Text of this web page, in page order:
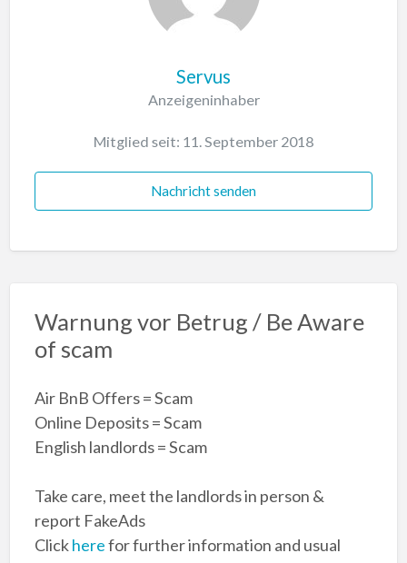
Servus
Anzeigeninhaber
Mitglied seit: 11. September 2018
Nachricht senden
Warnung vor Betrug / Be Aware
of scam
Air BnB Offers = Scam
Online Deposits = Scam
English landlords = Scam
Take care, meet the landlords in person &
report FakeAds
Clickherefor further information and usual